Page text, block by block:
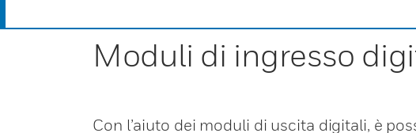
Moduli di ingresso
Con l’aiuto dei moduli di uscita digitali, è